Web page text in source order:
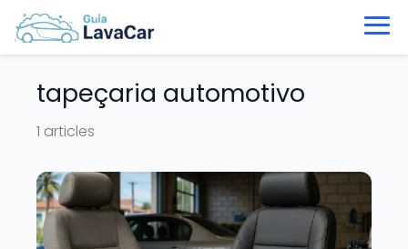
tapeçaria automotivo
1 articles